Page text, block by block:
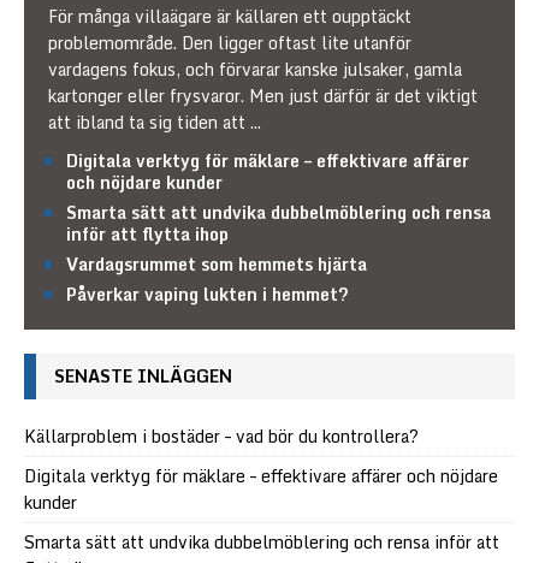
För många villaägare är källaren ett oupptäckt
problemområde. Den ligger oftast lite utanför
vardagens fokus, och förvarar kanske julsaker, gamla
kartonger eller frysvaror. Men just därför är det viktigt
att ibland ta sig tiden att ...
Digitala verktyg för mäklare – effektivare affärer
och nöjdare kunder
Smarta sätt att undvika dubbelmöblering och rensa
inför att flytta ihop
Vardagsrummet som hemmets hjärta
Påverkar vaping lukten i hemmet?
SENASTE INLÄGGEN
Källarproblem i bostäder – vad bör du kontrollera?
Digitala verktyg för mäklare – effektivare affärer och nöjdare
kunder
Smarta sätt att undvika dubbelmöblering och rensa inför att